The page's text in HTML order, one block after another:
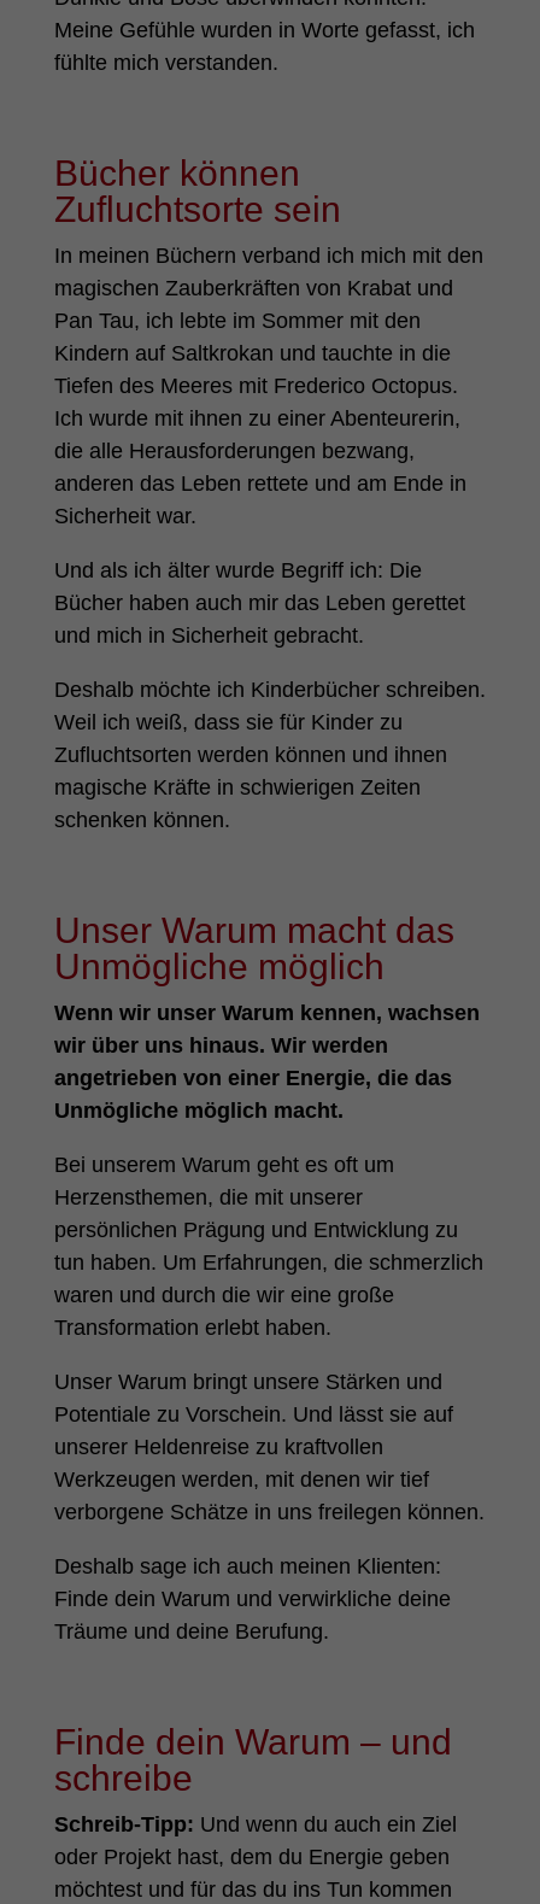
Meine Gefühle wurden in Worte gefasst, ich
fühlte mich verstanden.
Bücher können
Zufluchtsorte sein
In meinen Büchern verband ich mich mit den
magischen Zauberkräften von Krabat und
Pan Tau, ich lebte im Sommer mit den
Kindern auf Saltkrokan und tauchte in die
Tiefen des Meeres mit Frederico Octopus.
Ich wurde mit ihnen zu einer Abenteurerin,
die alle Herausforderungen bezwang,
anderen das Leben rettete und am Ende in
Sicherheit war.
Und als ich älter wurde Begriff ich: Die
Bücher haben auch mir das Leben gerettet
und mich in Sicherheit gebracht.
Deshalb möchte ich Kinderbücher schreiben.
Weil ich weiß, dass sie für Kinder zu
Zufluchtsorten werden können und ihnen
magische Kräfte in schwierigen Zeiten
schenken können.
Unser Warum macht das
Unmögliche möglich
Wenn wir unser Warum kennen, wachsen
wir über uns hinaus. Wir werden
angetrieben von einer Energie, die das
Unmögliche möglich macht.
Bei unserem Warum geht es oft um
Herzensthemen, die mit unserer
persönlichen Prägung und Entwicklung zu
tun haben. Um Erfahrungen, die schmerzlich
waren und durch die wir eine große
Transformation erlebt haben.
Unser Warum bringt unsere Stärken und
Potentiale zu Vorschein. Und lässt sie auf
unserer Heldenreise zu kraftvollen
Werkzeugen werden, mit denen wir tief
verborgene Schätze in uns freilegen können.
Deshalb sage ich auch meinen Klienten:
Finde dein Warum und verwirkliche deine
Träume und deine Berufung.
Finde dein Warum – und
schreibe
Schreib-Tipp: Und wenn du auch ein Ziel
oder Projekt hast, dem du Energie geben
möchtest und für das du ins Tun kommen